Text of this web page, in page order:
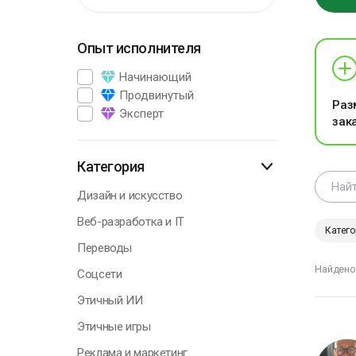
Опыт исполнителя
Начинающий
Продвинутый
Эксперт
Категория
Дизайн и искусство
Веб-разработка и IT
Переводы
Соцсети
Этичный ИИ
Этичные игры
Реклама и маркетинг
Найдено